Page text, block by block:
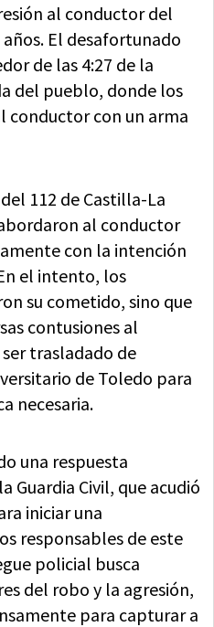
al conductor del
El desafortunado
de las 4:27 de la
del pueblo, donde los
conductor con un arma
112 de Castilla-La
al conductor
con la intención
el intento, los
su cometido, sino que
contusiones al
trasladado de
de Toledo para
necesaria.
una respuesta
Guardia Civil, que acudió
iniciar una
responsables de este
policial busca
del robo y la agresión,
para capturar a